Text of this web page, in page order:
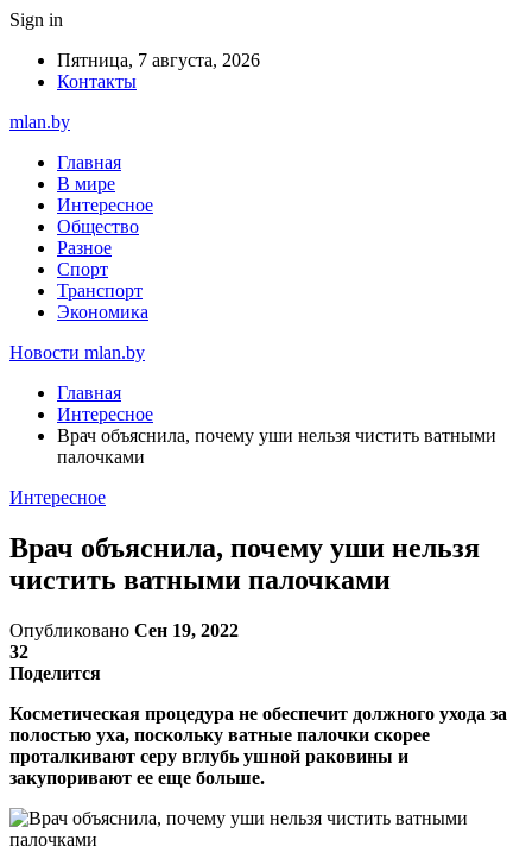
Sign in
Пятница, 7 августа, 2026
Контакты
mlan.by
Главная
В мире
Интересное
Общество
Разное
Спорт
Транспорт
Экономика
Новости mlan.by
Главная
Интересное
Врач объяснила, почему уши нельзя чистить ватными
палочками
Интересное
Врач объяснила, почему уши нельзя
чистить ватными палочками
Опубликовано Сен 19, 2022
32
Поделится
Косметическая процедура не обеспечит должного ухода за
полостью уха, поскольку ватные палочки скорее
проталкивают серу вглубь ушной раковины и
закупоривают ее еще больше.